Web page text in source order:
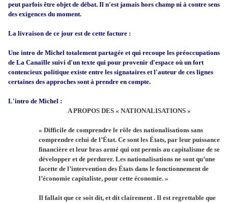
peut parfois être objet de débat. Il n'est jamais hors champ ni à contre sens
des exigences du moment.
La livraison de ce jour est de cette facture :
Une intro de Michel totalement partagée et qui recoupe les préoccupations
de La Canaille suivi d'un texte qui pour provenir d'espace où un fort
contencieux politique existe entre les signataires et l'auteur de ces lignes
certaines des approches sont à prendre en compte.
L'intro de Michel :
A PROPOS DES « NATIONALISATIONS »
« Difficile de comprendre le rôle des nationalisations sans
comprendre celui de l’État. Ce sont les États, par leur puissance
financière et leur bras armé qui ont permis au capitalisme de se
développer et de perdurer. Les nationalisations ne sont qu’une
facette de l’intervention des États dans le fonctionnement de
l’économie capitaliste, pour cette économie. »
Il fallait que ce soit dit, et dit clairement . Il est regrettable que